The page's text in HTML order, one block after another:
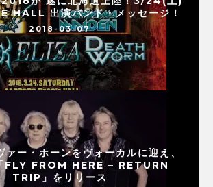
HALL 出演バンド・メッセージ！
2018-03-07
ー・ホーンをヴォーカルに迎え、
FLY FROM HERE – RETURN
TRIP」をリリース